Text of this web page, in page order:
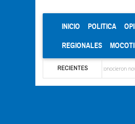
INICIO (CURRENT)
POLITICA
REGIONALES
RECIENTES
las delegaciones y se conocieron novedades en el